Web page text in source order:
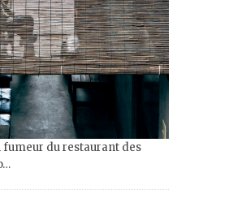
fumeur du restaurant des